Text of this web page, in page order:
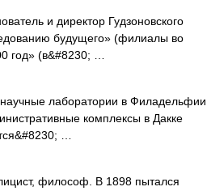
и директор Гудзоновского
будущего» (филиалы во
год» (в&#8230; …
лаборатории в Филадельфии
комплексы в Дакке
…
философ. В 1898 пытался